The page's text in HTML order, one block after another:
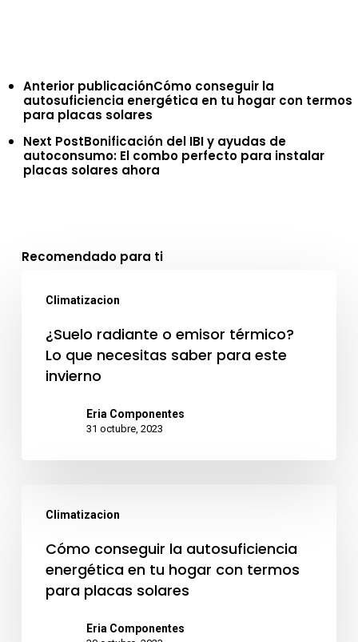
Anterior publicaciónCómo conseguir la
autosuficiencia energética en tu hogar con termos
para placas solares
Next PostBonificación del IBI y ayudas de
autoconsumo: El combo perfecto para instalar
placas solares ahora
Recomendado para ti
Climatizacion
radiante
emisor
térmico?
necesitas
para
invierno
¿Suelo radiante o emisor térmico?
Lo que necesitas saber para este
invierno
Eria Componentes
31 octubre, 2023
Climatizacion
conseguir
autosuficiencia
energética
Cómo conseguir la autosuficiencia
energética en tu hogar con termos
para placas solares
Eria Componentes